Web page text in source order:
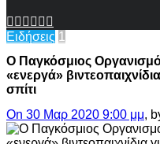
Ειδήσεις 1
Ο Παγκόσμιος
«ενεργά»
σπίτι
On 30 Μαρ 2020 9:00 μμ,